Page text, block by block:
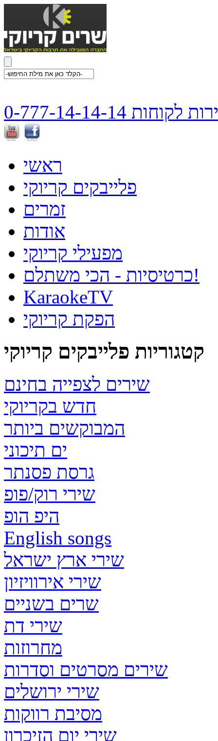
לקוחות 0-777-14-14-14
ראשי
פלייבקים קריוקי
זמרים
אודות
מפעילי קריוקי
כרטיסיות - הכי משתלם!
KaraokeTV
הפקת קריוקי
קטגוריות פלייבקים קריוקי
שירים לצפייה בחינם
חדש בקריוקי
המבוקשים ביותר
ים תיכוני
גרסת פסנתר
שירי רוק/פופ
היפ הופ
English songs
שירי ארץ ישראל
שירי אירוויזיון
שרים בשניים
שירי דת
מחרוזות
שירים מסרטים וסדרות
שירי ירושלים
מסיבת רווקות
שירי יום הזיכרון